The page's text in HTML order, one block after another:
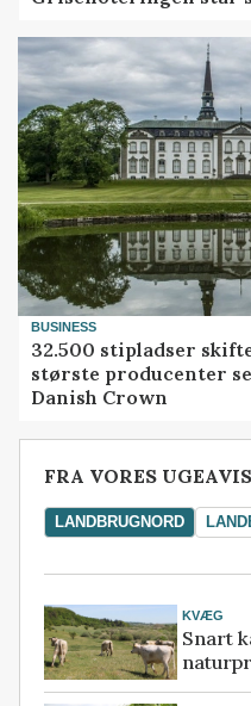
BUSINESS
32.500 stipladser
største producenter
Danish Crown
FRA VORES
LANDBRUGNORD
KVÆG
Snart